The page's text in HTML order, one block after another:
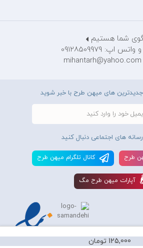
125,000 تومان
شما هستیم
اپ: 09128509979
های میهن طرح با خبر شوید
رسانه های اجتماعی دنبال کنید
طرح کانال تلگرام ميهن طرح
آپارات ميهن طرح مگ